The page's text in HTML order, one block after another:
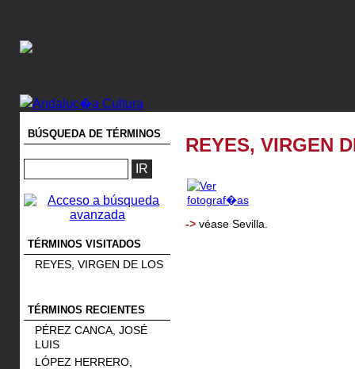
BÚSQUEDA DE TÉRMINOS
TÉRMINOS VISITADOS
REYES, VIRGEN DE LOS
TÉRMINOS RECIENTES
PÉREZ CANCA, JOSÉ
LUIS
LÓPEZ HERRERO,
REYES, VIRGEN
-> véase Sevilla.